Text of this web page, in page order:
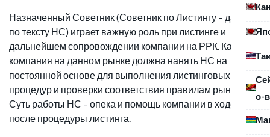
о-
Назначенный Советник (Советник по Листингу – далее
по тексту НС) играет важную роль при листинге и
дальнейшем сопровождении компании на РРК. Каждая
компания на данном рынке должна нанять НС на
постоянной основе для выполнения листинговых
процедур и проверки соответствия правилам рынка.
Суть работы НС – опека и помощь компании в ходе и
после процедуры листинга.